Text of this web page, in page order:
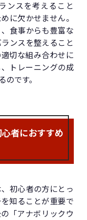
ンスを考えること
に欠かせません。
食事からも豊富な
ンスを整えること
切な組み合わせに
トレーニングの成
です。
者におすすめ
初心者の方にとっ
知ることが重要で
「アナボリックウ